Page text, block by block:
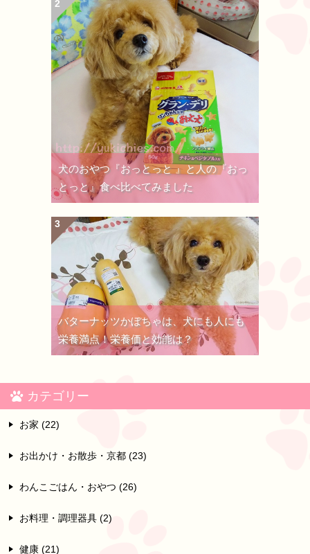
犬のおやつ『おっとっと 』と人の『おっ
とっと』食べ比べてみました
バターナッツかぼちゃは、犬にも人にも
栄養満点！栄養価と効能は？
カテゴリー
お家 (22)
お出かけ・お散歩・京都 (23)
わんこごはん・おやつ (26)
お料理・調理器具 (2)
健康 (21)